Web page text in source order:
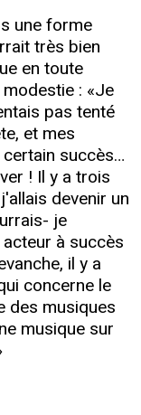
une forme
très bien
en toute
: «Je
pas tenté
et mes
succès…
! Il y a trois
devenir un
je
à succès
il y a
concerne le
des musiques
musique sur